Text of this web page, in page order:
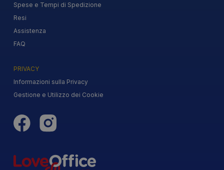
Spese e Tempi di Spedizione
Resi
Assistenza
FAQ
PRIVACY
Informazioni sulla Privacy
Gestione e Utilizzo dei Cookie